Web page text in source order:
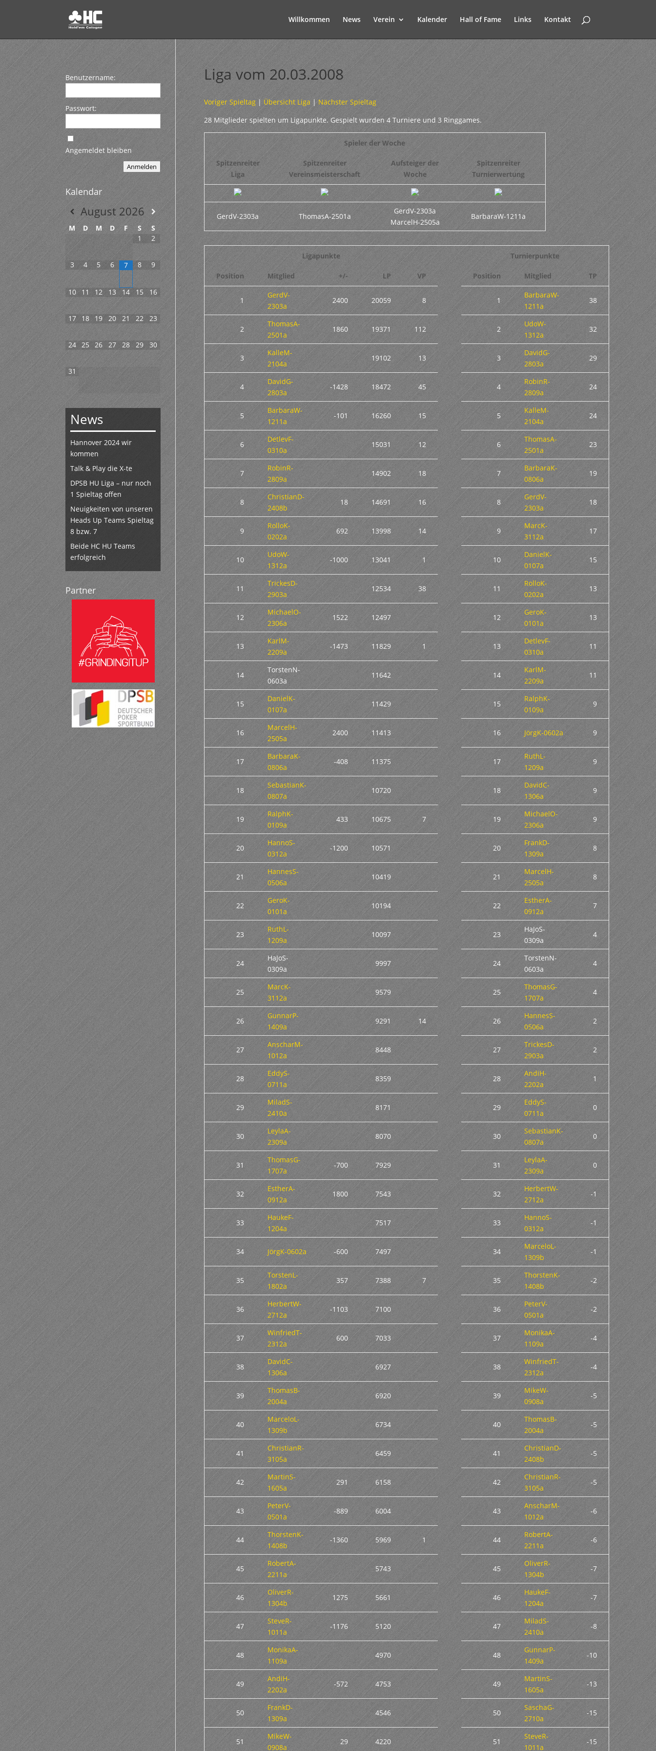
Willkommen News Verein Kalender Hall of Fame Links Kontakt
Liga vom 20.03.2008
Voriger Spieltag| Übersicht Liga|Nächster Spieltag
28 Mitglieder spielten um Ligapunkte. Gespielt wurden 4 Turniere und 3 Ringgames.
Spieler der Woche
Spitzenreiter
Liga
Spitzenreiter
Vereinsmeisterschaft
Aufsteiger der
Woche
Spitzenreiter
Turnierwertung
GerdV-2303a ThomasA-2501a
GerdV-2303a
MarcelH-2505a
BarbaraW-1211a
Ligapunkte Turnierpunkte
Position Mitglied +/- LP VP Position Mitglied TP
1
GerdV-
2303a
2400 20059 8 1
BarbaraW-
1211a
38
2
ThomasA-
2501a
1860 19371 112 2
UdoW-
1312a
32
3
KalleM-
2104a
19102 13 3
DavidG-
2803a
29
4
DavidG-
2803a
-1428 18472 45 4
RobinR-
2809a
24
5
BarbaraW-
1211a
-101 16260 15 5
KalleM-
2104a
24
6
DetlevF-
0310a
15031 12 6
ThomasA-
2501a
23
7
RobinR-
2809a
14902 18 7
BarbaraK-
0806a
19
8
ChristianD-
2408b
18 14691 16 8
GerdV-
2303a
18
9
RolloK-
0202a
692 13998 14 9
MarcK-
3112a
17
10
UdoW-
1312a
-1000 13041 1 10
DanielK-
0107a
15
11
TrickesD-
2903a
12534 38 11
RolloK-
0202a
13
12
MichaelO-
2306a
1522 12497 12
GeroK-
0101a
13
13
KarlM-
2209a
-1473 11829 1 13
DetlevF-
0310a
11
14
TorstenN-
0603a
11642 14
KarlM-
2209a
11
15
DanielK-
0107a
11429 15
RalphK-
0109a
9
16
MarcelH-
2505a
2400 11413 16 JörgK-0602a 9
17
BarbaraK-
0806a
-408 11375 17
RuthL-
1209a
9
18
SebastianK-
0807a
10720 18
DavidC-
1306a
9
19
RalphK-
0109a
433 10675 7 19
MichaelO-
2306a
9
20
HannoS-
0312a
-1200 10571 20
FrankD-
1309a
8
21
HannesS-
0506a
10419 21
MarcelH-
2505a
8
22
GeroK-
0101a
10194 22
EstherA-
0912a
7
23
RuthL-
1209a
10097 23
HaJoS-
0309a
4
24
HaJoS-
0309a
9997 24
TorstenN-
0603a
4
25
MarcK-
3112a
9579 25
ThomasG-
1707a
4
26
GunnarP-
1409a
9291 14 26
HannesS-
0506a
2
27
AnscharM-
1012a
8448 27
TrickesD-
2903a
2
28
EddyS-
0711a
8359 28
AndiH-
2202a
1
29
MiladS-
2410a
8171 29
EddyS-
0711a
0
30
LeylaA-
2309a
8070 30
SebastianK-
0807a
0
31
ThomasG-
1707a
-700 7929 31
LeylaA-
2309a
0
32
EstherA-
0912a
1800 7543 32
HerbertW-
2712a
-1
33
HaukeF-
1204a
7517 33
HannoS-
0312a
-1
34 JörgK-0602a -600 7497 34
MarceloL-
1309b
-1
35
TorstenL-
1802a
357 7388 7 35
ThorstenK-
1408b
-2
36
HerbertW-
2712a
-1103 7100 36
PeterV-
0501a
-2
37
WinfriedT-
2312a
600 7033 37
MonikaA-
1109a
-4
38
DavidC-
1306a
6927 38
WinfriedT-
2312a
-4
39
ThomasB-
2004a
6920 39
MikeW-
0908a
-5
40
MarceloL-
1309b
6734 40
ThomasB-
2004a
-5
41
ChristianR-
3105a
6459 41
ChristianD-
2408b
-5
42
MartinS-
1605a
291 6158 42
ChristianR-
3105a
-5
43
PeterV-
0501a
-889 6004 43
AnscharM-
1012a
-6
44
ThorstenK-
1408b
-1360 5969 1 44
RobertA-
2211a
-6
45
RobertA-
2211a
5743 45
OliverR-
1304b
-7
46
OliverR-
1304b
1275 5661 46
HaukeF-
1204a
-7
47
SteveR-
1011a
-1176 5120 47
MiladS-
2410a
-8
48
MonikaA-
1109a
4970 48
GunnarP-
1409a
-10
49
AndiH-
2202a
-572 4753 49
MartinS-
1605a
-13
50
FrankD-
1309a
4546 50
SaschaG-
2710a
-15
51
MikeW-
0908a
29 4220 51
SteveR-
1011a
-15
Benutzername:
Passwort:
Angemeldet bleiben
Anmelden
Kalendar
August 2026
M D M D F S
S
1
2
3 4 5 6 7 8 9
10 11 12 13 14 15 16
17 18 19 20 21 22 23
24 25 26 27 28 29 30
31
News
Hannover 2024 wir
kommen
Talk & Play die X-te
DPSB HU Liga – nur noch
1 Spieltag offen
Neuigkeiten von unseren
Heads Up Teams Spieltag
8 bzw. 7
Beide HC HU Teams
erfolgreich
Partner